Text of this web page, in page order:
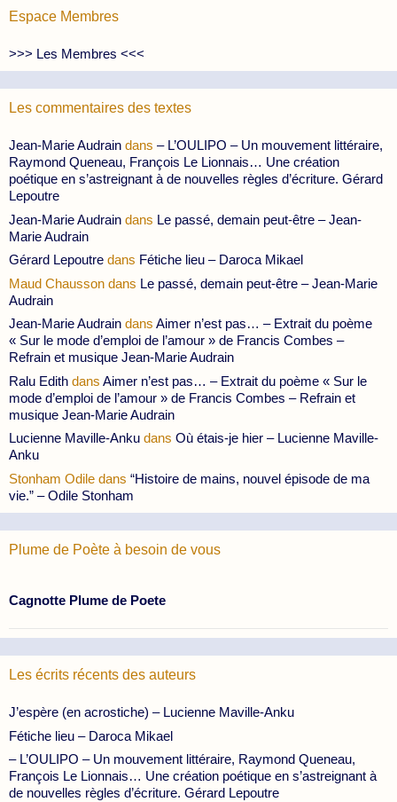
Espace Membres
>>> Les Membres <<<
Les commentaires des textes
Jean-Marie Audrain dans – L’OULIPO – Un mouvement littéraire,
Raymond Queneau, François Le Lionnais… Une création
poétique en s’astreignant à de nouvelles règles d’écriture. Gérard
Lepoutre
Jean-Marie Audrain dans Le passé, demain peut-être – Jean-
Marie Audrain
Gérard Lepoutre dans Fétiche lieu – Daroca Mikael
Maud Chausson dans Le passé, demain peut-être – Jean-Marie
Audrain
Jean-Marie Audrain dans Aimer n’est pas… – Extrait du poème
« Sur le mode d’emploi de l’amour » de Francis Combes –
Refrain et musique Jean-Marie Audrain
Ralu Edith dans Aimer n’est pas… – Extrait du poème « Sur le
mode d’emploi de l’amour » de Francis Combes – Refrain et
musique Jean-Marie Audrain
Lucienne Maville-Anku dans Où étais-je hier – Lucienne Maville-
Anku
Stonham Odile dans “Histoire de mains, nouvel épisode de ma
vie.” – Odile Stonham
Plume de Poète à besoin de vous
Cagnotte Plume de Poete
Les écrits récents des auteurs
J’espère (en acrostiche) – Lucienne Maville-Anku
Fétiche lieu – Daroca Mikael
– L’OULIPO – Un mouvement littéraire, Raymond Queneau,
François Le Lionnais… Une création poétique en s’astreignant à
de nouvelles règles d’écriture. Gérard Lepoutre